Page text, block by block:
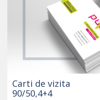
Carti de vizita
90/50,4+4